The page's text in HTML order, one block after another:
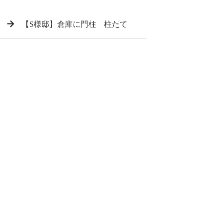
【S様邸】倉庫に門柱 柱たて